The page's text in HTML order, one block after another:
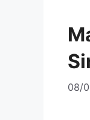
08/